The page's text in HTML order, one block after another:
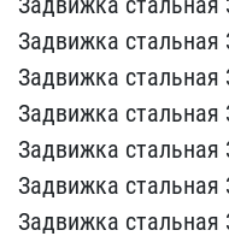
Задвижка стальная​
Задв​ижка
Задвижка
Задвижка ​стальная
Задвижка
Задвижка ​стальная